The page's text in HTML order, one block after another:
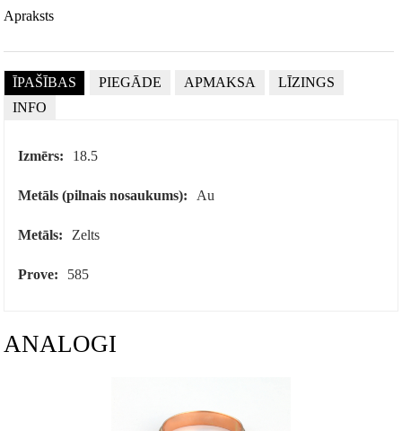
Apraksts
ĪPAŠĪBAS PIEGĀDE APMAKSA
LĪZINGS
INFO
Izmērs: 18.5
Metāls (pilnais nosaukums): Au
Metāls: Zelts
Prove: 585
ANALOGI